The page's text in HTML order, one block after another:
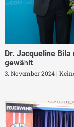
Dr. Jacqueline
gewählt
3. November 2024